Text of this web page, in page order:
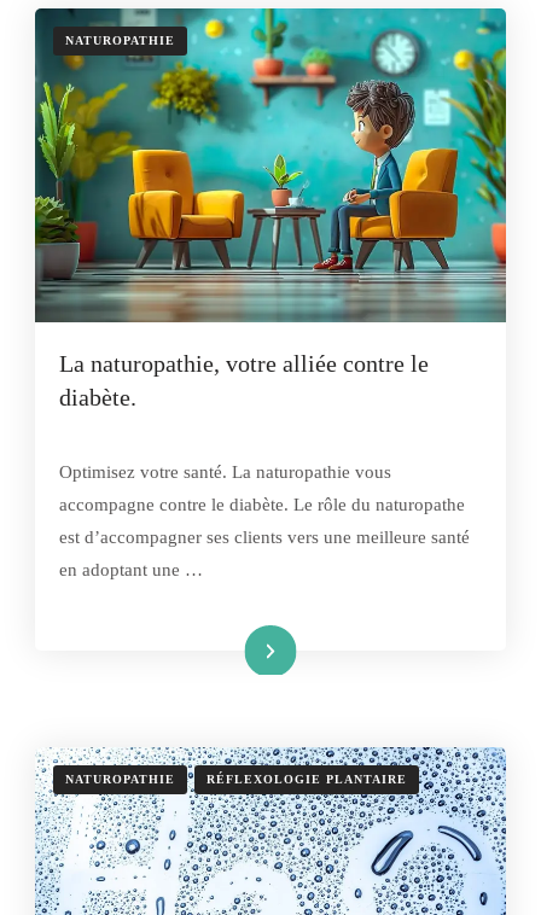
NATUROPATHIE
La naturopathie, votre alliée contre le
diabète.
Optimisez votre santé. La naturopathie vous
accompagne contre le diabète. Le rôle du naturopathe
est d’accompagner ses clients vers une meilleure santé
en adoptant une …
Lire la suite
NATUROPATHIE RÉFLEXOLOGIE PLANTAIRE